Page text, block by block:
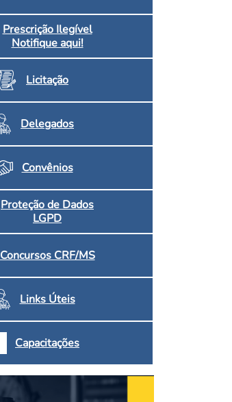
Prescrição Ilegível
Notifique aqui!
Licitação
Delegados
Convênios
Proteção de Dados
LGPD
Concursos CRF/MS
Links Úteis
Capacitações